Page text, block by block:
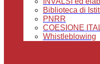
Biblioteca di
PNRR
COESIONE
Whistleblowing